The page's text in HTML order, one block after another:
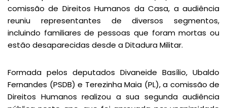
comissão de Direitos Humanos da Casa, a audiência
reuniu representantes de diversos segmentos,
incluindo familiares de pessoas que foram mortas ou
estão desaparecidas desde a Ditadura Militar.
Formada pelos deputados Divaneide Basílio, Ubaldo
Fernandes (PSDB) e Terezinha Maia (PL), a comissão de
Direitos Humanos realizou a sua segunda audiência